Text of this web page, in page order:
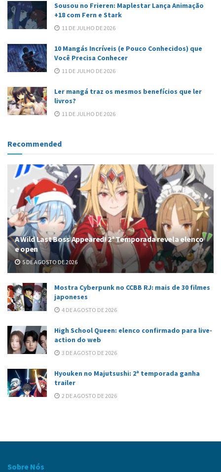
Sousou no Frieren: Maplestar Lança Animação
+18 com Fern e Stark
11 DE JULHO DE 2026
10 Mangás Incríveis (e Pouco Conhecidos) que
Você Precisa Conhecer
11 DE JULHO DE 2026
Ler mangá traz os mesmos benefícios que ler
livros?
11 DE JULHO DE 2026
Recommended
A Wild Last Boss Appeared! 2ª Temporada revela elenco
e open
5 DE AGOSTO DE 2026
Mostra Cyberpunk no CCBB RJ: mais de 30 filmes
japoneses
4 DE AGOSTO DE 2026
High School Queen: elenco confirmado para live-
action do web
3 DE AGOSTO DE 2026
Hyouken no Majutsushi: 2ª temporada ganha
trailer
2 DE AGOSTO DE 2026
Sobre Nós